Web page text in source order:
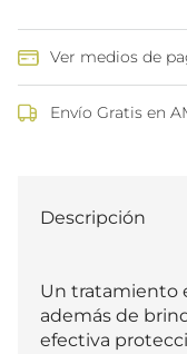
Ver medios de
Envío Gratis en
Descripción
Un tratamiento
además de
efectiva